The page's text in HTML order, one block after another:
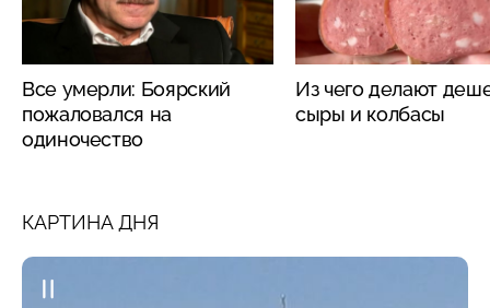
Все умерли: Боярский
пожаловался на
одиночество
Из чего делают
сыры и колбасы
КАРТИНА ДНЯ